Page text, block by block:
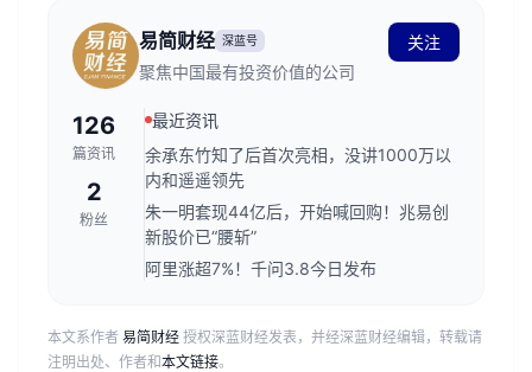
易简财经 深蓝号
聚焦中国最有投资价值的公司
关注
126
篇资讯
2
粉丝
最近资讯
余承东竹知了后首次亮相，没讲1000万以
内和遥遥领先
朱一明套现44亿后，开始喊回购！兆易创
新股价已“腰斩”
阿里涨超7%！千问3.8今日发布
本文系作者 易简财经 授权深蓝财经发表，并经深蓝财经编辑，转载请
注明出处、作者和本文链接。